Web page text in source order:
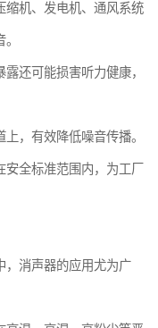
缩机、发电机、通风系统
还可能损害听力健康，
，有效降低噪音传播。
全标准范围内，为工厂
，消声器的应用尤为广